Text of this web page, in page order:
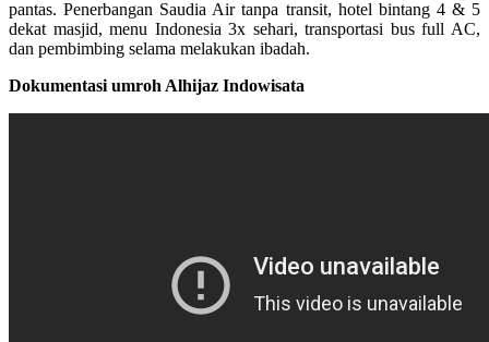
pantas. Penerbangan Saudia Air tanpa transit, hotel bintang 4 & 5
dekat masjid, menu Indonesia 3x sehari, transportasi bus full AC,
dan pembimbing selama melakukan ibadah.
Dokumentasi umroh Alhijaz Indowisata